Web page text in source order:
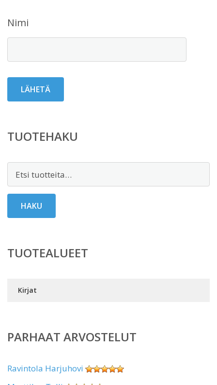
Nimi
TUOTEHAKU
HAKU
TUOTEALUEET
Kirjat
PARHAAT ARVOSTELUT
Ravintola Harjuhovi